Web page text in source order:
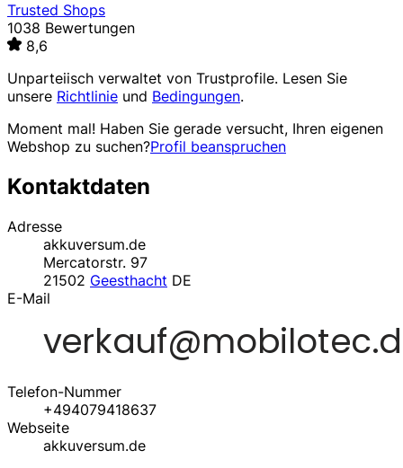
Trusted Shops
1038 Bewertungen
8,6
Unparteiisch verwaltet von Trustprofile. Lesen Sie
unsere Richtlinie und Bedingungen.
Moment mal! Haben Sie gerade versucht, Ihren eigenen
Webshop zu suchen?Profil beanspruchen
Kontaktdaten
Adresse
akkuversum.de
Mercatorstr. 97
21502 Geesthacht DE
E-Mail
Telefon-Nummer
+494079418637
Webseite
akkuversum.de